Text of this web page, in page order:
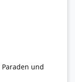
und